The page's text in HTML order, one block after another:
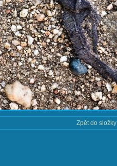
Zpět do složky